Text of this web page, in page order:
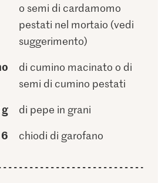
o semi di cardamomo
pestati nel mortaio (vedi
suggerimento)
di cumino macinato o di
semi di cumino pestati
di pepe in grani
6 chiodi di garofano